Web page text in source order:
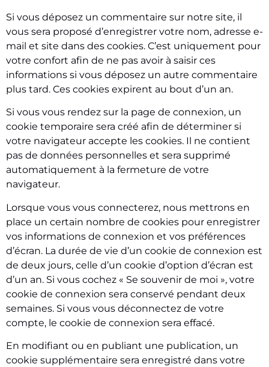
Si vous déposez un commentaire sur notre site, il
vous sera proposé d’enregistrer votre nom, adresse e-
mail et site dans des cookies. C’est uniquement pour
votre confort afin de ne pas avoir à saisir ces
informations si vous déposez un autre commentaire
plus tard. Ces cookies expirent au bout d’un an.
Si vous vous rendez sur la page de connexion, un
cookie temporaire sera créé afin de déterminer si
votre navigateur accepte les cookies. Il ne contient
pas de données personnelles et sera supprimé
automatiquement à la fermeture de votre
navigateur.
Lorsque vous vous connecterez, nous mettrons en
place un certain nombre de cookies pour enregistrer
vos informations de connexion et vos préférences
d’écran. La durée de vie d’un cookie de connexion est
de deux jours, celle d’un cookie d’option d’écran est
d’un an. Si vous cochez « Se souvenir de moi », votre
cookie de connexion sera conservé pendant deux
semaines. Si vous vous déconnectez de votre
compte, le cookie de connexion sera effacé.
En modifiant ou en publiant une publication, un
cookie supplémentaire sera enregistré dans votre